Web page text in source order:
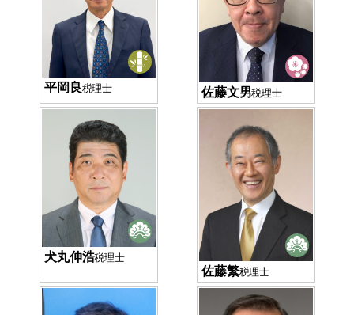
平岡良税理士 佐藤文男税理士
犬丸伸浩税理士
佐藤繁税理士